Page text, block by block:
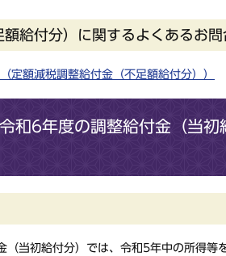
給付分）に関するよくあるお問
定額減税調整給付金（不足額給付分））
和6年度の調整給付金（当
当初給付分）では、令和5年中の所得等